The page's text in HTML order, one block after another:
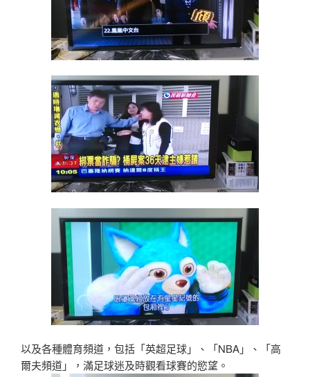
以及各種體育頻道，包括「英超足球」、「NBA」、「高
爾夫頻道」，滿足球迷及時觀看球賽的慾望。